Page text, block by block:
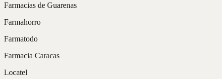
Farmacias de Guarenas
Farmahorro
Farmatodo
Farmacia Caracas
Locatel